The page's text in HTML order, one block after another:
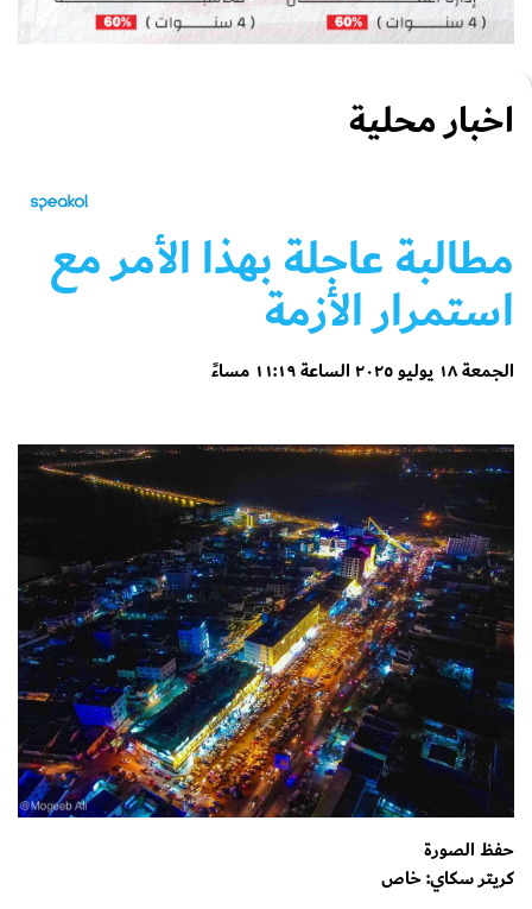
اخبار محلية
مطالبة عاجلة بهذا الأمر مع
استمرار الأزمة
الجمعة ١٨ يوليو ٢٠٢٥ الساعة ١١:١٩ مساءً
حفظ الصورة
كريتر سكاي: خاص